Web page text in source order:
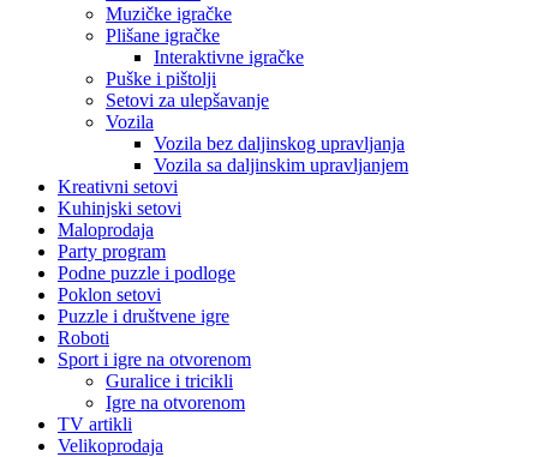
Muzičke igračke
Plišane igračke
Interaktivne igračke
Puške i pištolji
Setovi za ulepšavanje
Vozila
Vozila bez daljinskog upravljanja
Vozila sa daljinskim upravljanjem
Kreativni setovi
Kuhinjski setovi
Maloprodaja
Party program
Podne puzzle i podloge
Poklon setovi
Puzzle i društvene igre
Roboti
Sport i igre na otvorenom
Guralice i tricikli
Igre na otvorenom
TV artikli
Velikoprodaja